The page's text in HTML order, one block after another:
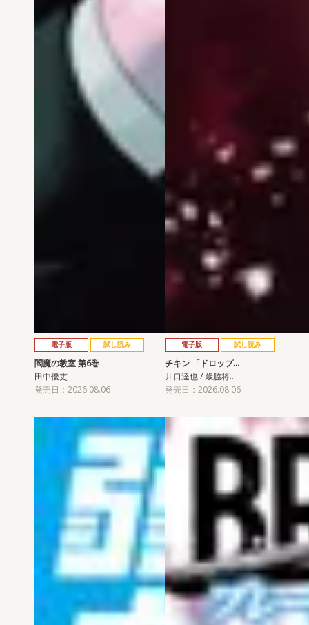
電子版 試し読み
閻魔の教室 第6巻
田中優吏
発売日：2026.08.06
電子版 試し読み
チキン 「ドロップ…
井口達也 / 歳脇将…
発売日：2026.08.06